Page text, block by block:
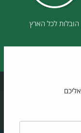
הובלות לכל הארץ